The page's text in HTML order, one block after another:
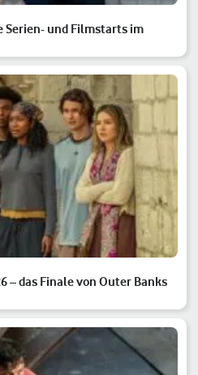
Serien- und Filmstarts im
– das Finale von Outer Banks